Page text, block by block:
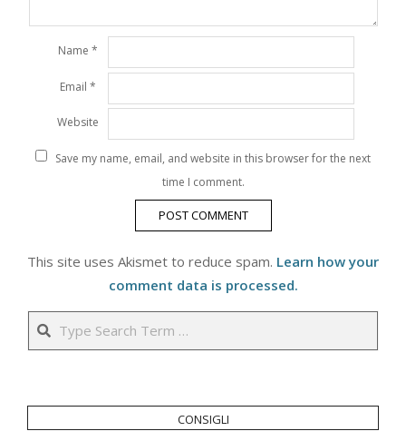
Name *
Email *
Website
Save my name, email, and website in this browser for the next
time I comment.
This site uses Akismet to reduce spam. Learn how your
comment data is processed.
consigli